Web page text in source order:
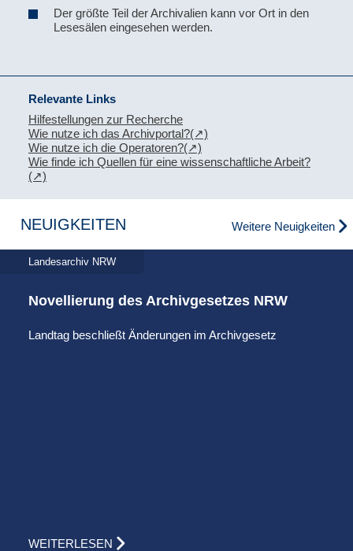
Der größte Teil der Archivalien kann vor Ort in den
Lesesälen eingesehen werden.
Relevante Links
Hilfestellungen zur Recherche
Wie nutze ich das Archivportal?
Wie nutze ich die Operatoren?
Wie finde ich Quellen für eine wissenschaftliche Arbeit?
NEUIGKEITEN Weitere Neuigkeiten
Landesarchiv NRW
Novellierung des Archivgesetzes NRW
Landtag beschließt Änderungen im Archivgesetz
WEITERLESEN